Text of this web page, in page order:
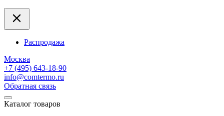
Распродажа
Москва
+7 (495) 643-18-90
info@comtermo.ru
Обратная связь
Каталог товаров